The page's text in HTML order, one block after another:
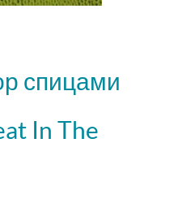
спицами
In The